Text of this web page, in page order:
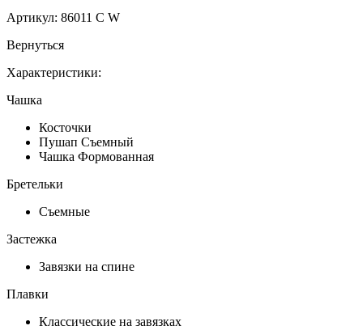
Артикул: 86011 C W
Вернуться
Характеристики:
Чашка
Косточки
Пушап Съемный
Чашка Формованная
Бретельки
Съемные
Застежка
Завязки на спине
Плавки
Классические на завязках